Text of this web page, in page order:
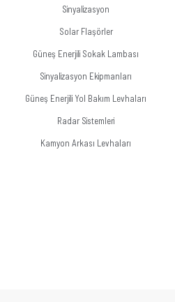
Sinyalizasyon
Solar Flaşörler
Güneş Enerjili Sokak Lambası
Sinyalizasyon Ekipmanları
Güneş Enerjili Yol Bakım Levhaları
Radar Sistemleri
Kamyon Arkası Levhaları